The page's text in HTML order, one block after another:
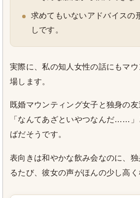
求めてもいないアドバイスの
しです。
実際に、私の知人女性の話にもマ
場します。
既婚マウンティング女子と独身の友
「なんてあざといやつなんだ……」
ばだそうです。
表向きは和やかな飲み会なのに、
るたび、彼女の声がほんの少し高く